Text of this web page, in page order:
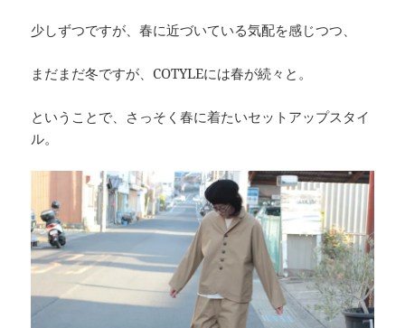
少しずつですが、春に近づいている気配を感じつつ、
まだまだ冬ですが、COTYLEには春が続々と。
ということで、さっそく春に着たいセットアップスタイ
ル。